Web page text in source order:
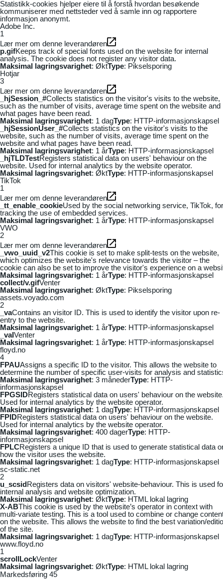
Statistikk-cookies hjelper eiere til å forstå hvordan besøkende
kommuniserer med nettsteder ved å samle inn og rapportere
informasjon anonymt.
Adobe Inc.
1
Lær mer om denne leverandøren
p.gifKeeps track of special fonts used on the website for internal
analysis. The cookie does not register any visitor data.
Maksimal lagringsvarighet: ØktType: Pikselsporing
Hotjar
3
Lær mer om denne leverandøren
_hjSession_#Collects statistics on the visitor's visits to the website,
such as the number of visits, average time spent on the website and
what pages have been read.
Maksimal lagringsvarighet: 1 dagType: HTTP-informasjonskapsel
_hjSessionUser_#Collects statistics on the visitor's visits to the
website, such as the number of visits, average time spent on the
website and what pages have been read.
Maksimal lagringsvarighet: 1 årType: HTTP-informasjonskapsel
_hjTLDTestRegisters statistical data on users' behaviour on the
website. Used for internal analytics by the website operator.
Maksimal lagringsvarighet: ØktType: HTTP-informasjonskapsel
TikTok
1
Lær mer om denne leverandøren
_tt_enable_cookieUsed by the social networking service, TikTok, for
tracking the use of embedded services.
Maksimal lagringsvarighet: 1 årType: HTTP-informasjonskapsel
VWO
2
Lær mer om denne leverandøren
_vwo_uuid_v2This cookie is set to make split-tests on the website,
which optimizes the website's relevance towards the visitor – the
cookie can also be set to improve the visitor's experience on a
Maksimal lagringsvarighet: 1 årType: HTTP-informasjonskapsel
collect/v.gifVenter
Maksimal lagringsvarighet: ØktType: Pikselsporing
assets.voyado.com
2
_vaContains an visitor ID. This is used to identify the visitor upon re-
entry to the website.
Maksimal lagringsvarighet: 1 årType: HTTP-informasjonskapsel
_vaIVenter
Maksimal lagringsvarighet: 1 årType: HTTP-informasjonskapsel
floyd.no
4
FPAUAssigns a specific ID to the visitor. This allows the website to
determine the number of specific user-visits for analysis and
Maksimal lagringsvarighet: 3 månederType: HTTP-
informasjonskapsel
FPGSIDRegisters statistical data on users' behaviour on the
Used for internal analytics by the website operator.
Maksimal lagringsvarighet: 1 dagType: HTTP-informasjonskapsel
FPIDRegisters statistical data on users' behaviour on the website.
Used for internal analytics by the website operator.
Maksimal lagringsvarighet: 400 dagerType: HTTP-
informasjonskapsel
FPLCRegisters a unique ID that is used to generate statistical data
how the visitor uses the website.
Maksimal lagringsvarighet: 1 dagType: HTTP-informasjonskapsel
sc-static.net
2
u_scsidRegisters data on visitors' website-behaviour. This is used
internal analysis and website optimization.
Maksimal lagringsvarighet: ØktType: HTML lokal lagring
X-ABThis cookie is used by the website’s operator in context with
multi-variate testing. This is a tool used to combine or change
on the website. This allows the website to find the best variation/
of the site.
Maksimal lagringsvarighet: 1 dagType: HTTP-informasjonskapsel
www.floyd.no
1
scrollLockVenter
Maksimal lagringsvarighet: ØktType: HTML lokal lagring
Markedsføring 45